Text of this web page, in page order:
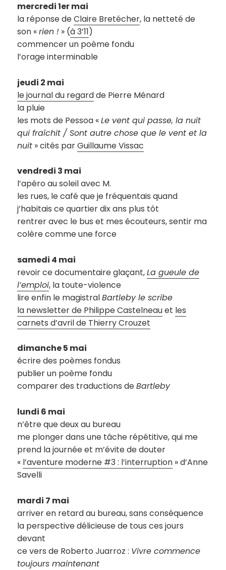
mercredi 1er mai
la réponse deClaire Bretécher, la netteté de
son «rien ! » (à 3’11)
commencer un poème fondu
l’orage interminable
jeudi 2 mai
le journal du regardde Pierre Ménard
la pluie
les mots de Pessoa «Le vent qui passe, la nuit
qui fraîchit / Sont autre chose que le vent et la
nuit » cités parGuillaume Vissac
vendredi 3 mai
l’apéro au soleil avec M.
les rues, le café que je fréquentais quand
j’habitais ce quartier dix ans plus tôt
rentrer avec le bus et mes écouteurs, sentir ma
colère comme une force
samedi 4 mai
revoir ce documentaire glaçant,La gueule de
l’emploi, la toute-violence
lire enfin le magistralBartleby le scribe
la newsletter de Philippe Castelneauet les
carnets d’avril de Thierry Crouzet
dimanche 5 mai
écrire des poèmes fondus
publier un poème fondu
comparer des traductions deBartleby
lundi 6 mai
n’être que deux au bureau
me plonger dans une tâche répétitive, qui me
prend la journée et m’évite de douter
« l’aventure moderne #3 : l’interruption » d’Anne
Savelli
mardi 7 mai
arriver en retard au bureau, sans conséquence
la perspective délicieuse de tous ces jours
devant
ce vers de Roberto Juarroz : Vivre commence
toujours maintenant